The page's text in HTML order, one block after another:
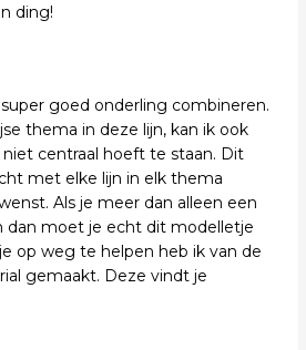
ding!
goed onderling combineren.
thema in deze lijn, kan ik ook
centraal hoeft te staan. Dit
met elke lijn in elk thema
Als je meer dan alleen een
dan moet je echt dit modelletje
op weg te helpen heb ik van de
gemaakt. Deze vindt je